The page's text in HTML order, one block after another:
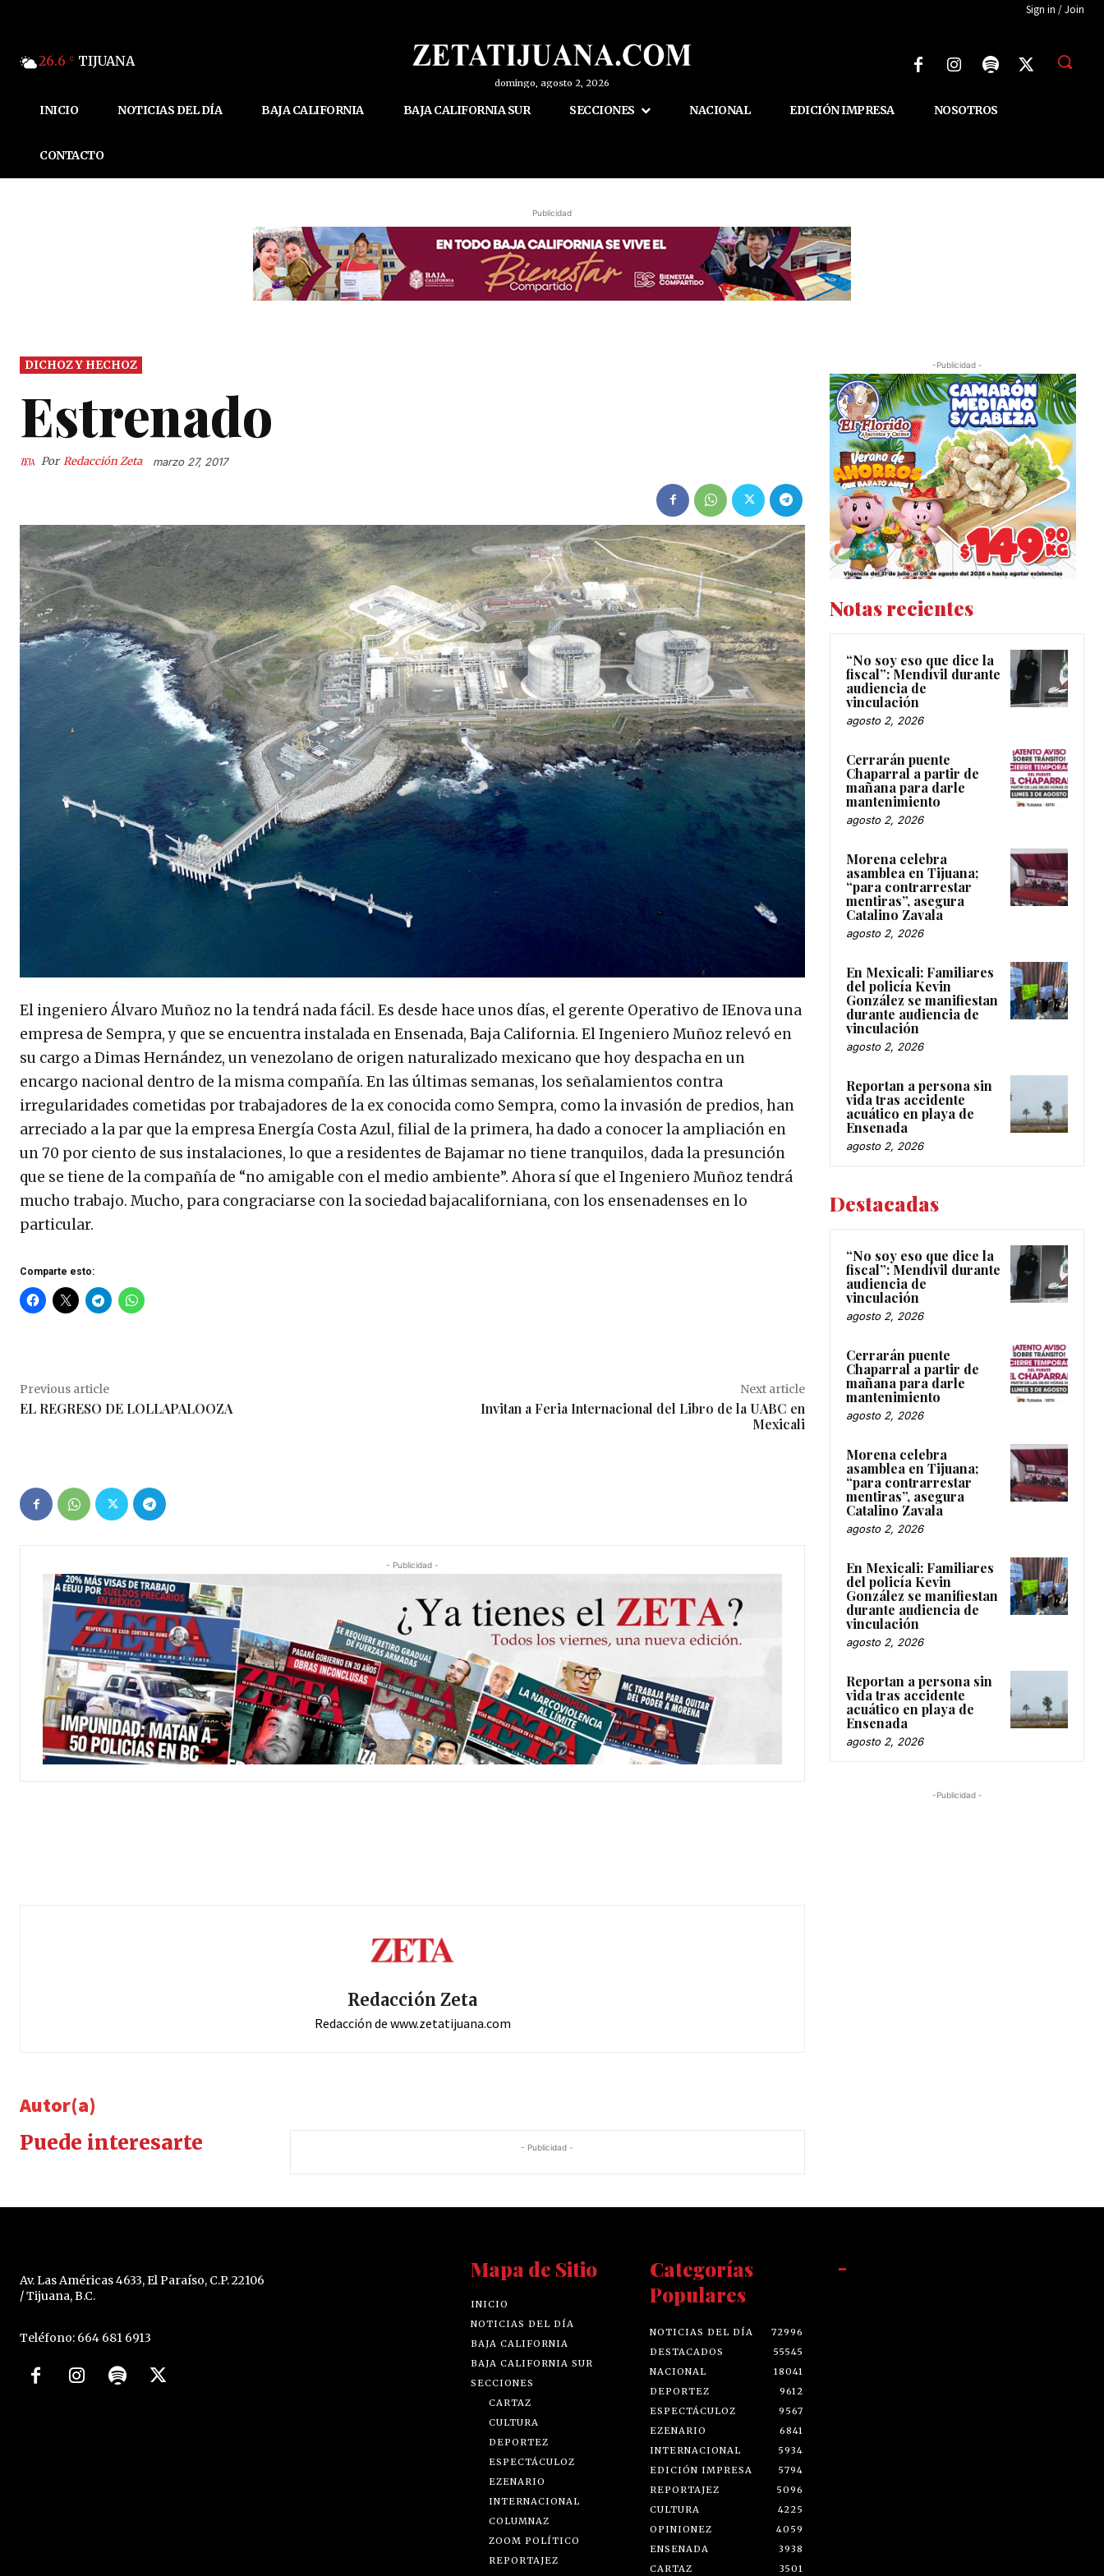
Sign in / Join
26.6 C TIJUANA
domingo, agosto 2, 2026
INICIO NOTICIAS DEL DÍA BAJA CALIFORNIA BAJA CALIFORNIA SUR SECCIONES NACIONAL EDICIÓN IMPRESA NOSOTROS
CONTACTO
Publicidad
DICHOZ Y HECHOZ
Estrenado
Por Redacción Zeta marzo 27, 2017
El ingeniero Álvaro Muñoz no la tendrá nada fácil. Es desde hace unos días, el gerente Operativo de IEnova una
empresa de Sempra, y que se encuentra instalada en Ensenada, Baja California. El Ingeniero Muñoz relevó en
su cargo a Dimas Hernández, un venezolano de origen naturalizado mexicano que hoy despacha en un
encargo nacional dentro de la misma compañía. En las últimas semanas, los señalamientos contra
irregularidades cometidas por trabajadores de la ex conocida como Sempra, como la invasión de predios, han
arreciado a la par que la empresa Energía Costa Azul, filial de la primera, ha dado a conocer la ampliación en
un 70 por ciento de sus instalaciones, lo que a residentes de Bajamar no tiene tranquilos, dada la presunción
que se tiene de la compañía de “no amigable con el medio ambiente”. Ahora sí que el Ingeniero Muñoz tendrá
mucho trabajo. Mucho, para congraciarse con la sociedad bajacaliforniana, con los ensenadenses en lo
particular.
Comparte esto:
Previous article
EL REGRESO DE LOLLAPALOOZA
Next article
Invitan a Feria Internacional del Libro de la UABC en
Mexicali
- Publicidad -
Redacción Zeta
Redacción de www.zetatijuana.com
Autor(a)
Puede interesarte
- Publicidad -
-Publicidad -
Notas recientes
“No soy eso que dice la
fiscal”: Mendívil durante
audiencia de
vinculación
agosto 2, 2026
Cerrarán puente
Chaparral a partir de
mañana para darle
mantenimiento
agosto 2, 2026
Morena celebra
asamblea en Tijuana;
“para contrarrestar
mentiras”, asegura
Catalino Zavala
agosto 2, 2026
En Mexicali: Familiares
del policía Kevin
González se manifiestan
durante audiencia de
vinculación
agosto 2, 2026
Reportan a persona sin
vida tras accidente
acuático en playa de
Ensenada
agosto 2, 2026
Destacadas
“No soy eso que dice la
fiscal”: Mendívil durante
audiencia de
vinculación
agosto 2, 2026
Cerrarán puente
Chaparral a partir de
mañana para darle
mantenimiento
agosto 2, 2026
Morena celebra
asamblea en Tijuana;
“para contrarrestar
mentiras”, asegura
Catalino Zavala
agosto 2, 2026
En Mexicali: Familiares
del policía Kevin
González se manifiestan
durante audiencia de
vinculación
agosto 2, 2026
Reportan a persona sin
vida tras accidente
acuático en playa de
Ensenada
agosto 2, 2026
-Publicidad -
Av. Las Américas 4633, El Paraíso, C.P. 22106
/ Tijuana, B.C.
Teléfono: 664 681 6913
Mapa de Sitio
INICIO
NOTICIAS DEL DÍA
BAJA CALIFORNIA
BAJA CALIFORNIA SUR
SECCIONES
CARTAZ
CULTURA
DEPORTEZ
ESPECTÁCULOZ
EZENARIO
INTERNACIONAL
COLUMNAZ
ZOOM POLÍTICO
REPORTAJEZ
Categorías
Populares
NOTICIAS DEL DÍA
72996
DESTACADOS
55545
NACIONAL
18041
DEPORTEZ
9612
ESPECTÁCULOZ
9567
EZENARIO
6841
INTERNACIONAL
5934
EDICIÓN IMPRESA
5794
REPORTAJEZ
5096
CULTURA
4225
OPINIONEZ
4059
ENSENADA
3938
CARTAZ
3501
-